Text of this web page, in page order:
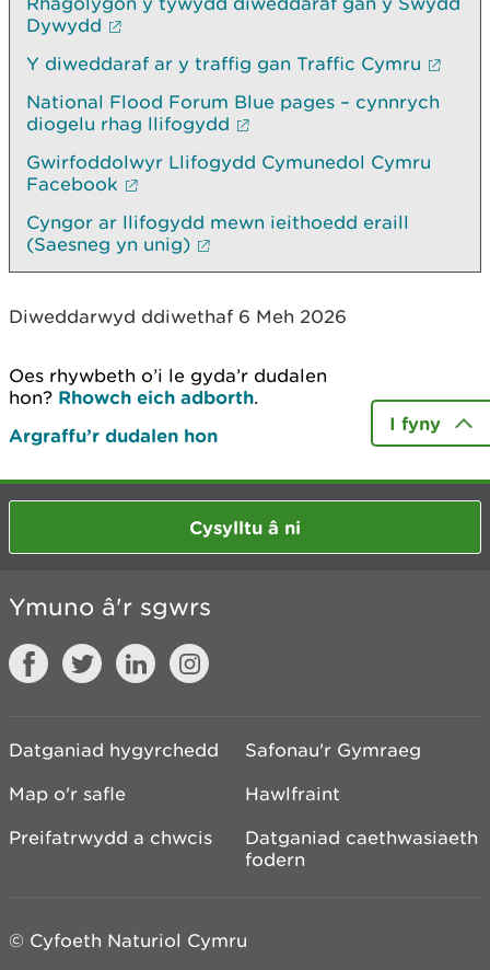
Dywydd
Y diweddaraf ar y traffig gan Traffic Cymru
National Flood Forum Blue pages – cynnrych
diogelu rhag llifogydd
Gwirfoddolwyr Llifogydd Cymunedol Cymru
Facebook
Cyngor ar llifogydd mewn ieithoedd eraill
(Saesneg yn unig)
Diweddarwyd ddiwethaf 6 Meh 2026
Oes rhywbeth o’i le gyda’r dudalen
hon? Rhowch eich adborth.
Argraffu’r dudalen hon
I fyny
Cysylltu â ni
Ymuno â'r sgwrs
Datganiad hygyrchedd
Safonau'r Gymraeg
Map o'r safle
Hawlfraint
Preifatrwydd a chwcis
Datganiad caethwasiaeth
fodern
© Cyfoeth Naturiol Cymru